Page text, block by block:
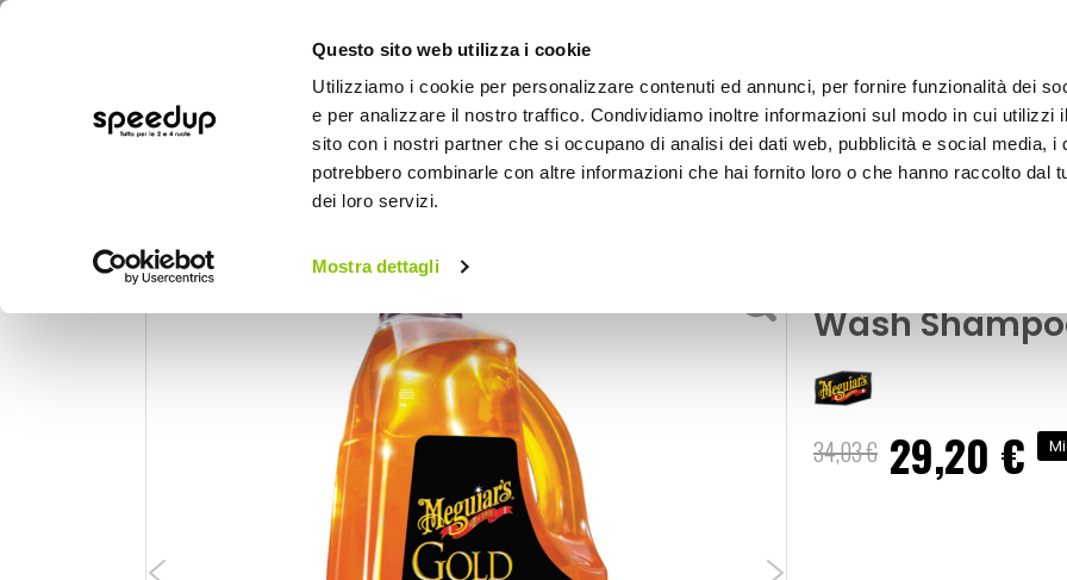
Questo sito web utilizza i cookie
Utilizziamo i cookie per personalizzare contenuti ed annunci, per fornire funzionalità dei
e per analizzare il nostro traffico. Condividiamo inoltre informazioni sul modo in cui utilizzi
sito con i nostri partner che si occupano di analisi dei dati web, pubblicità e social media, i
potrebbero combinarle con altre informazioni che hai fornito loro o che hanno raccolto dal
dei loro servizi.
Mostra dettagli
BICI OUTDOOR
Home
Wash
34,03 € Prezzo
speciale
29,20 €